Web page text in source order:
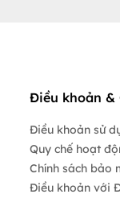
Điều khoản &
Điều khoản sử
Quy chế hoạt
Chính sách bảo
Điều khoản với